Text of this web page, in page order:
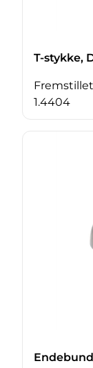
T-stykke,
1.4404